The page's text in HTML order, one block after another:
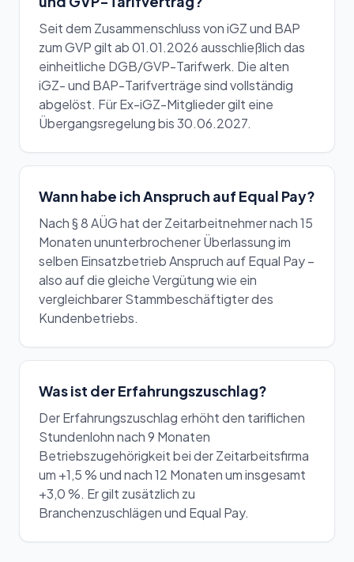
Seit dem Zusammenschluss von iGZ und BAP
zum GVP gilt ab 01.01.2026 ausschließlich das
einheitliche DGB/GVP-Tarifwerk. Die alten
iGZ- und BAP-Tarifverträge sind vollständig
abgelöst. Für Ex-iGZ-Mitglieder gilt eine
Übergangsregelung bis 30.06.2027.
Wann habe ich Anspruch auf Equal Pay?
Nach § 8 AÜG hat der Zeitarbeitnehmer nach 15
Monaten ununterbrochener Überlassung im
selben Einsatzbetrieb Anspruch auf Equal Pay –
also auf die gleiche Vergütung wie ein
vergleichbarer Stammbeschäftigter des
Kundenbetriebs.
Was ist der Erfahrungszuschlag?
Der Erfahrungszuschlag erhöht den tariflichen
Stundenlohn nach 9 Monaten
Betriebszugehörigkeit bei der Zeitarbeitsfirma
um +1,5 % und nach 12 Monaten um insgesamt
+3,0 %. Er gilt zusätzlich zu
Branchenzuschlägen und Equal Pay.